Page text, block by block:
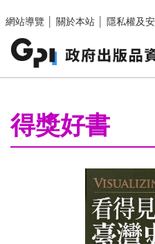
網站導覽
關於本站 隱私權及
:::
得獎好書